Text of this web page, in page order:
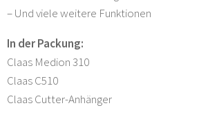
– Und viele weitere Funktionen
In der Packung:
Claas Medion 310
Claas C510
Claas Cutter-Anhänger